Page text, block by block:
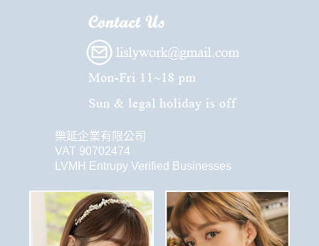
樂延企業有限公司
VAT 90702474
LVMH Entrupy Verified Businesses